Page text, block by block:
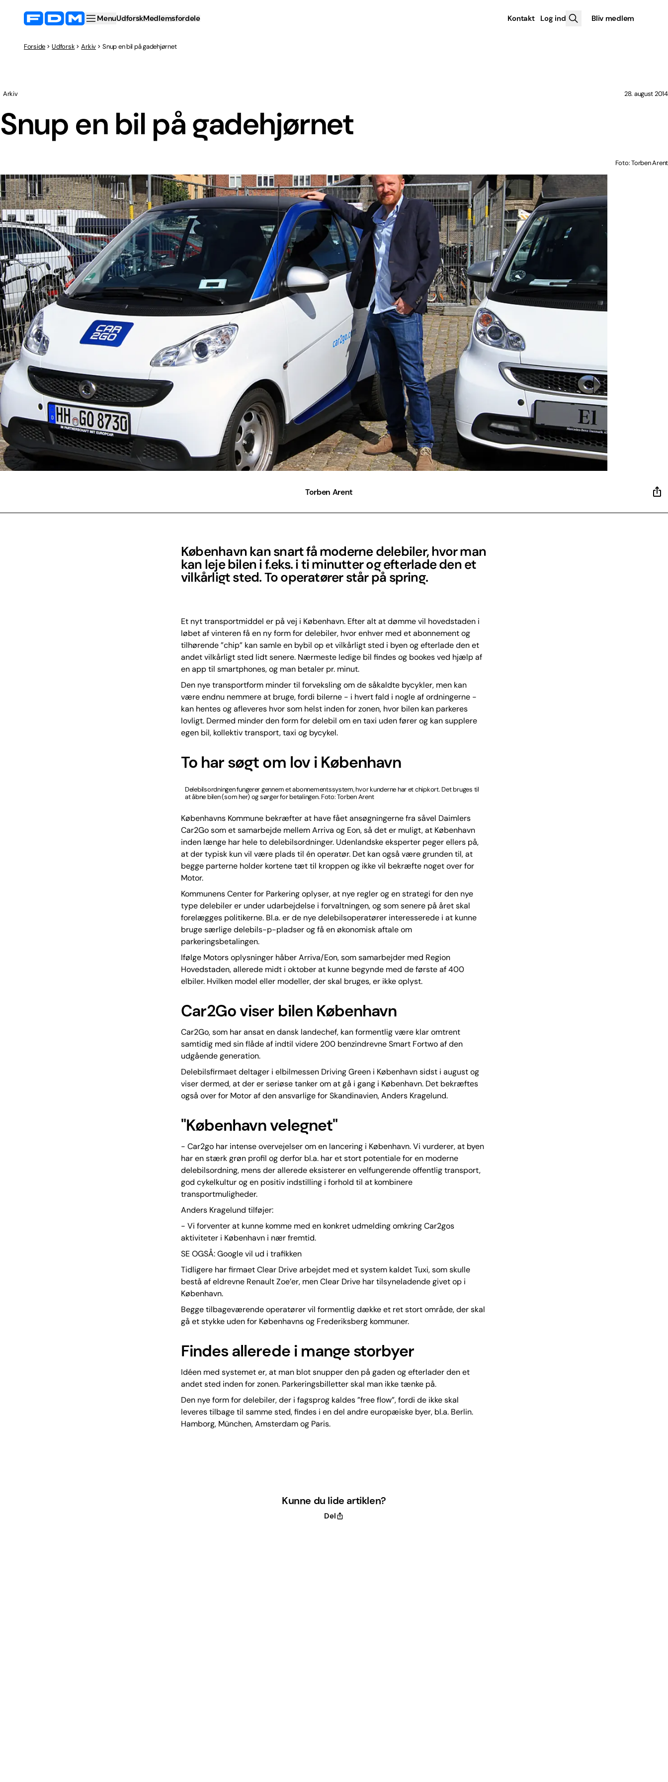
MenuUdforskMedlemsfordele Kontakt Log ind Bliv medlem
Forside Udforsk Arkiv Snup en bil på gadehjørnet
Snup en bil på gadehjørnet
Arkiv 28. august 2014
Foto: Torben Arent
Torben Arent
København kan snart få moderne delebiler, hvor man
kan leje bilen i f.eks. i ti minutter og efterlade den et
vilkårligt sted. To operatører står på spring.
Et nyt transportmiddel er på vej i København. Efter alt at dømme vil hovedstaden i
løbet af vinteren få en ny form for delebiler, hvor enhver med et abonnement og
tilhørende ”chip” kan samle en bybil op et vilkårligt sted i byen og efterlade den et
andet vilkårligt sted lidt senere. Nærmeste ledige bil findes og bookes ved hjælp af
en app til smartphones, og man betaler pr. minut.
Den nye transportform minder til forveksling om de såkaldte bycykler, men kan
være endnu nemmere at bruge, fordi bilerne - i hvert fald i nogle af ordningerne -
kan hentes og afleveres hvor som helst inden for zonen, hvor bilen kan parkeres
lovligt. Dermed minder den form for delebil om en taxi uden fører og kan supplere
egen bil, kollektiv transport, taxi og bycykel.
To har søgt om lov i København
Delebilsordningen fungerer gennem et abonnementssystem, hvor kunderne har et chipkort. Det bruges til
at åbne bilen (som her) og sørger for betalingen. Foto: Torben Arent
Københavns Kommune bekræfter at have fået ansøgningerne fra såvel Daimlers
Car2Go som et samarbejde mellem Arriva og Eon, så det er muligt, at København
inden længe har hele to delebilsordninger. Udenlandske eksperter peger ellers på,
at der typisk kun vil være plads til én operatør. Det kan også være grunden til, at
begge parterne holder kortene tæt til kroppen og ikke vil bekræfte noget over for
Motor.
Kommunens Center for Parkering oplyser, at nye regler og en strategi for den nye
type delebiler er under udarbejdelse i forvaltningen, og som senere på året skal
forelægges politikerne. Bl.a. er de nye delebilsoperatører interesserede i at kunne
bruge særlige delebils-p-pladser og få en økonomisk aftale om
parkeringsbetalingen.
Ifølge Motors oplysninger håber Arriva/Eon, som samarbejder med Region
Hovedstaden, allerede midt i oktober at kunne begynde med de første af 400
elbiler. Hvilken model eller modeller, der skal bruges, er ikke oplyst.
Car2Go viser bilen København
Car2Go, som har ansat en dansk landechef, kan formentlig være klar omtrent
samtidig med sin flåde af indtil videre 200 benzindrevne Smart Fortwo af den
udgående generation.
Delebilsfirmaet deltager i elbilmessen Driving Green i København sidst i august og
viser dermed, at der er seriøse tanker om at gå i gang i København. Det bekræftes
også over for Motor af den ansvarlige for Skandinavien, Anders Kragelund.
"København velegnet"
- Car2go har intense overvejelser om en lancering i København. Vi vurderer, at byen
har en stærk grøn profil og derfor bl.a. har et stort potentiale for en moderne
delebilsordning, mens der allerede eksisterer en velfungerende offentlig transport,
god cykelkultur og en positiv indstilling i forhold til at kombinere
transportmuligheder.
Anders Kragelund tilføjer:
- Vi forventer at kunne komme med en konkret udmelding omkring Car2gos
aktiviteter i København i nær fremtid.
SE OGSÅ: Google vil ud i trafikken
Tidligere har firmaet Clear Drive arbejdet med et system kaldet Tuxi, som skulle
bestå af eldrevne Renault Zoe’er, men Clear Drive har tilsyneladende givet op i
København.
Begge tilbageværende operatører vil formentlig dække et ret stort område, der skal
gå et stykke uden for Københavns og Frederiksberg kommuner.
Findes allerede i mange storbyer
Idéen med systemet er, at man blot snupper den på gaden og efterlader den et
andet sted inden for zonen. Parkeringsbilletter skal man ikke tænke på.
Den nye form for delebiler, der i fagsprog kaldes ”free flow”, fordi de ikke skal
leveres tilbage til samme sted, findes i en del andre europæiske byer, bl.a. Berlin.
Hamborg, München, Amsterdam og Paris.
Kunne du lide artiklen?
Del